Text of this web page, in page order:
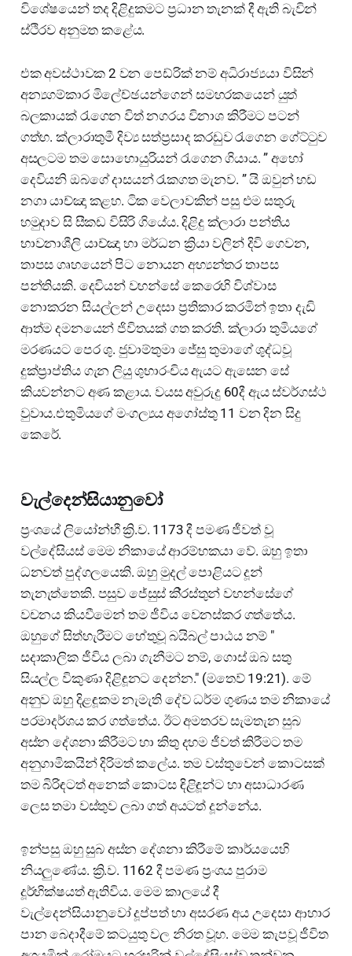
විශේෂයෙන් තද දිළිදුකමට ප්‍රධාන තැනක් දී ඇති බැවින්
ස්ථිරව අනුමත කළේය.
එක අවස්ථාවක 2 වන පෙඩ්රික් නම් අධිරාජ්‍යයා විසින්
අන්‍යගම්කාර මිලේච්ඡයන්ගෙන් සමහරකයෙන් යුත්
බලකායක් රැගෙන විත් නගරය විනාශ කිරීමට පටන්
ගත්හ. ක්ලාරාතුමී දිව්‍ය සත්ප්‍රසාද කරඩුව රැගෙන ගේට්ටුව
අසලටම තම සොහොයුරියන් රැගෙන ගියාය. ” අහෝ
දෙවියනි ඔබගේ දාසයන් රැකගත මැනව. ” යි ඔවුන් හඩ
නගා යාච්ඤා කළහ. ටික වෙලාවකින් පසු එම සතුරු
හමුදාව සි සීකඩ විසිරි ගියේය. දිළිදු ක්ලාරා පන්තිය
භාවනාශීලි යාච්ඤා හා මර්ධන ක්‍රියා වලින් දිවි ගෙවන,
තාපස ගෘහයෙන් පිට නොයන අභ්‍යන්තර තාපස
පන්තියකි. දෙවියන් වහන්සේ කෙරෙහි විශ්වාස
නොකරන සියල්ලන් උදෙසා ප්‍රතිකාර කරමින් ඉතා දැඩි
ආත්ම දමනයෙන් ජිවිතයක් ගත කරති. ක්ලාරා තුමියගේ
මරණයට පෙර ශු. ජුවාම්තුමා ජේසු තුමාගේ ශුද්ධවූ
දුක්ප්‍රාප්තිය ගැන ලියු ශුභාරංචිය ඇයට ඇසෙන සේ
කියවන්නට අණ කළාය. වයස අවුරුදු 60දී ඇය ස්වර්ගස්ථ
වුවාය.එතුමියගේ මංගල්‍යය අගෝස්තු 11 වන දින සිදු
කෙරේ.
වැල්දෙන්සියානුවෝ
ප්‍රංශයේ ලියෝන්හී ක්‍රි.ව. 1173 දී පමණ ජීවත් වූ
වල්දේසියස් මෙම නිකායේ ආරම්භකයා වේ. ඔහු ඉතා
ධනවත් පුද්ගලයෙකි. ඔහු මුදල් පොළියට දූන්
තැනැත්තෙකි. පසුව ජේසුස් කි්‍රස්තුන් වහන්සේගේ
වචනය කියවීමෙන් තම ජීවිය වෙනස්කර ගත්තේය.
ඔහුගේ සිත්හැරීමට හේතුවූ බයිබල් පාඨය නම් "
සදාකාලික ජීවිය ලබා ගැනීමට නම්, ගොස් ඔබ සතු
සියල්ල විකුණා දිළිඳූනට දෙන්න." (මතෙව් 19:21). මේ
අනුව ඔහු දිළඳූකම නැමැති දේව ධර්ම ගුණය තම නිකායේ
පරමාදර්ශය කර ගත්තේය. ඊට අමතරව සැමතැන සුබ
අස්න දේශනා කිරීමට හා කිතු දහම ජීවත් කිරීමට තම
අනුගාමිකයින් දිරිමත් කලේය. තම වස්තුවෙන් කොටසක්
තම බිරිඳටත් අනෙක් කොටස ඳිළිඳූන්ට හා අසාධාරණ
ලෙස තමා වස්තුව ලබා ගත් අයටත් දූන්නේය.
ඉන්පසු ඔහු සුබ අස්න දේශනා කිරීමේ කාර්යයෙහි
නියලුණේය. ක්‍රි.ව. 1162 දී පමණ ප්‍රංශය පුරාම
දූර්භික්ෂයත් ඇතිවිය. මෙම කාලයේ දී
වැල්දෙන්සියානුවෝ දූප්පත් හා අසරණ අය උදෙසා ආහාර
පාන බෙදාදීමේ කටයුතු වල නිරත වූහ. මෙම කැපවූ ජීවිත